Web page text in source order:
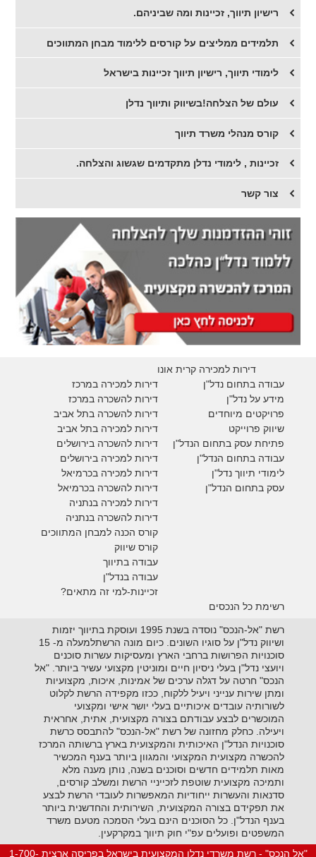
רישיון תיווך, זכיינות ומה שביניהם.
תלמידים ממליצים על קורסים ללימוד מבחן המתווכים
לימודי תיווך, רישיון תיווך זכיינות בישראל
עולם של הצלחה!בשיווק ותיווך נדלן
קורס מנהלי משרד תיווך
זכיינות , לימודי נדלן מתקדמים שגשוג והצלחה.
צור קשר
דירות למכירה קרית אונו
דירות למכירה במרכז
דירות להשכרה במרכז
דירות להשכרה בתל אביב
דירות למכירה בתל אביב
דירות להשכרה בירושלים
דירות למכירה בירושלים
דירות למכירה בכרמיאל
דירות להשכרה בכרמיאל
דירות למכירה בנתניה
דירות להשכרה בנתניה
קורס הכנה למבחן המתווכים
קורס שיווק
עבודה בתיווך
עבודה בנדל"ן
זכיינות-למי זה מתאים?
עבודה בתחום נדל"ן
מידע על נדל"ן
פרויקטים מיוחדים
שיווק פרוייקט
פתיחת עסק בתחום הנדל"ן
עבודה בתחום הנדל"ן
לימודי תיווך נדל"ן
עסק בתחום הנדל"ן
רשימת כל הנכסים
רשת "אל-הנכס" נוסדה בשנת 1995 ועוסקת בתיווך יזמות
ושיווק נדל"ן על סוגיו השונים. כיום מונה הרשתלמעלה מ- 15
סוכנויות הפרושות ברחבי הארץ ומעסיקות עשרות סוכנים
ויועצי נדל"ן בעלי ניסיון חיים ומוניטין מקצועי עשיר ביותר. "אל
הנכס" חרטה על דגלה ערכים של אמינות, איכות, מקצועיות
ומתן שירות ענייני ויעיל ללקוח, ככזו מקפידה הרשת לקלוט
לשורותיה עובדים איכותיים בעלי יושר אישי ומקצועי
המוכשרים לבצע עבודתם בצורה מקצועית, אתית, אחראית
ויעילה. כחלק מחזונה של רשת "אל-הנכס" להתבסס כרשת
סוכנויות הנדל"ן האיכותית והמקצועית בארץ ברשותה המרכז
להכשרה מקצועית המקצועי והמגוון ביותר בענף המכשיר
מאות תלמידים חדשים וסוכנים בשנה, נותן מענה מלא
ותמיכה מקצועית שוטפת לזכייניי הרשת ומשלב קורסים,
סדנאות והעשרות ייחודיות המאפשרות לעובדי הרשת לבצע
את תפקידם בצורה המקצועית, השירותית והחדשנית ביותר
בענף הנדל"ן. כל הסוכנים הינם בעלי הסמכה מטעם משרד
המשפטים ופועלים עפ"י חוק תיווך במקרקעין.
"אל הנכס" - רשת משרדי נדלן המקצועית בישראל בפריסה ארצית 1-700-